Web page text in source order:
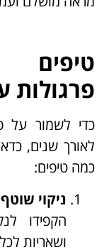
טיפים
פרגולות
כדי לשמור על
לאורך שנים,
כמה טיפים:
ניקוי שוטף
הקפידו
ושאריות